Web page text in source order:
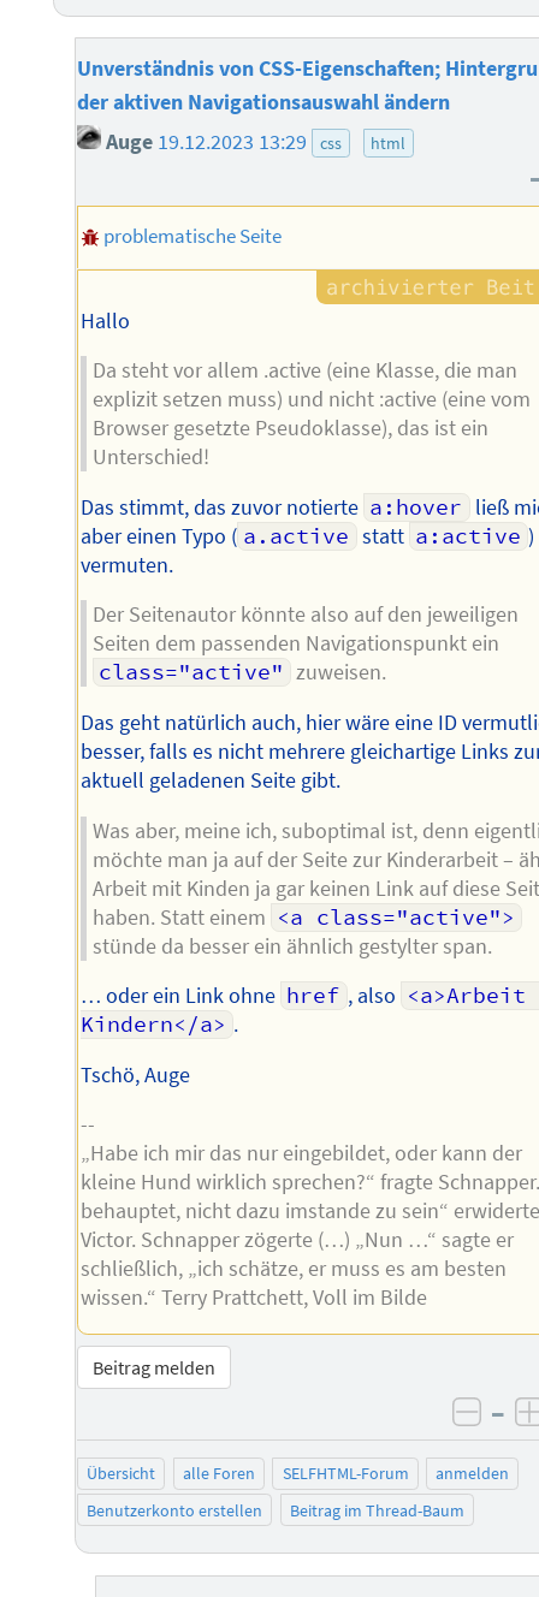
Unverständnis von CSS-Eigenschaften;
der aktiven Navigationsauswahl ändern
Auge 19.12.2023 13:29 css html
problematische Seite
Hallo
Da steht vor allem .active (eine Klasse, die man
explizit setzen muss) und nicht :active (eine vom
Browser gesetzte Pseudoklasse), das ist ein
Unterschied!
Das stimmt, das zuvor notierte a:hover ließ
aber einen Typo ( a.active statt a:active )
vermuten.
Der Seitenautor könnte also auf den jeweiligen
Seiten dem passenden Navigationspunkt ein
class="active" zuweisen.
Das geht natürlich auch, hier wäre eine ID
besser, falls es nicht mehrere gleichartige Links
aktuell geladenen Seite gibt.
Was aber, meine ich, suboptimal ist, denn
möchte man ja auf der Seite zur Kinderarbeit –
Arbeit mit Kinden ja gar keinen Link auf diese
haben. Statt einem <a class="active">
stünde da besser ein ähnlich gestylter span.
… oder ein Link ohne href , also <a>Arbeit
Kindern</a> .
Tschö, Auge
--
„Habe ich mir das nur eingebildet, oder kann der
kleine Hund wirklich sprechen?“ fragte
behauptet, nicht dazu imstande zu sein“
Victor. Schnapper zögerte (…) „Nun …“ sagte er
schließlich, „ich schätze, er muss es am besten
wissen.“ Terry Prattchett, Voll im Bilde
Beitrag melden
–
Übersicht alle Foren SELFHTML-Forum
anmelden
Benutzerkonto erstellen
Beitrag im Thread-Baum